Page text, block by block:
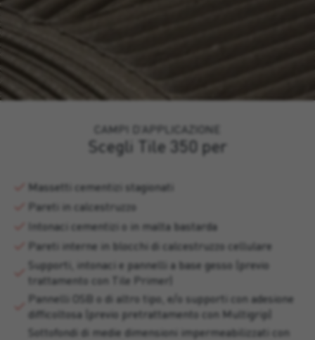
CAMPI D’APPLICAZIONE
Scegli Tile 350 per
Massetti cementizi stagionati
Pareti in calcestruzzo
Intonaci cementizi o in malta bastarda
Pareti interne in blocchi di calcestruzzo cellulare
Supporti, intonaci e pannelli a base gesso (previo
trattamento con Tile Primer)
Pannelli OSB o di altro tipo, e/o supporti con adesione
difficoltosa (previo pretrattamento con Multigrip)
Sottofondi di medie dimensioni impermeabilizzati con